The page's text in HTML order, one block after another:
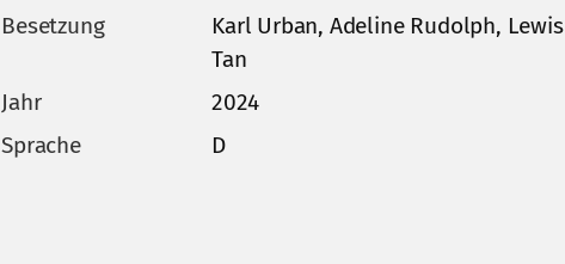
Besetzung
Karl Urban, Adeline Rudolph, Lewis
Tan
Jahr
2024
Sprache
D